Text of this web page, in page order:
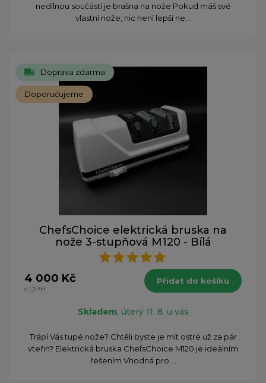
nedílnou součástí je brašna na nože Pokud máš své
vlastní nože, nic není lepší ne...
Doprava zdarma
Doporučujeme
ChefsChoice elektrická bruska na
nože 3-stupňová M120 - Bílá
4 000 Kč
s DPH
Přidat do košíku
Skladem, úterý 11. 8. u vás
Trápí Vás tupé nože? Chtěli byste je mít ostré už za pár
vteřin? Elektrická bruska ChefsChoice M120 je ideálním
řešením Vhodná pro ...